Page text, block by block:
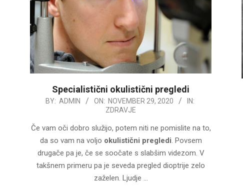
Specialistični okulistični pregledi
2020-
29
BY: ADMIN ON: NOVEMBER 29, 2020
IN:
ZDRAVJE
Če vam oči dobro služijo, potem niti ne pomislite na to,
da so vam na voljo okulistični pregledi. Povsem
drugače pa je, če se soočate s slabšim videzom. V
takšnem primeru pa je seveda pregled dioptrije zelo
zaželen. Ljudje …